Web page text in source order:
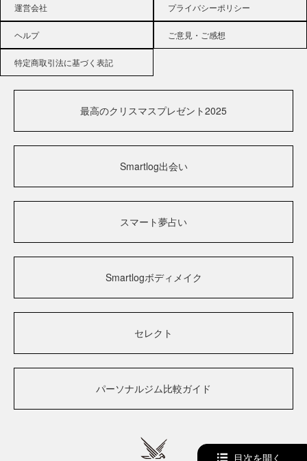
運営会社 プライバシーポリシー
ヘルプ ご意見・ご感想
特定商取引法に基づく表記
最高のクリスマスプレゼント2025
Smartlog出会い
スマート夢占い
Smartlogボディメイク
セレクト
パーソナルジム比較ガイド
目次を開く